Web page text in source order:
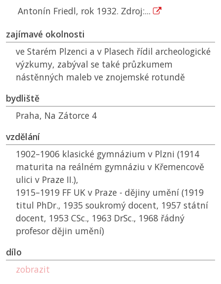
Antonín Friedl, rok 1932. Zdroj:...
zajímavé okolnosti
ve Starém Plzenci a v Plasech řídil archeologické
výzkumy, zabýval se také průzkumem
nástěnných maleb ve znojemské rotundě
bydliště
Praha, Na Zátorce 4
vzdělání
1902–1906 klasické gymnázium v Plzni (1914
maturita na reálném gymnáziu v Křemencově
ulici v Praze II.),
1915–1919 FF UK v Praze - dějiny umění (1919
titul PhDr., 1935 soukromý docent, 1957 státní
docent, 1953 CSc., 1963 DrSc., 1968 řádný
profesor dějin umění)
dílo
zobrazit